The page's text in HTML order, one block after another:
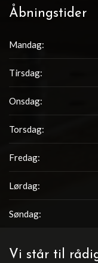
Åbningstider
Mandag:
Tirsdag:
Onsdag:
Torsdag:
Fredag:
Lørdag:
Søndag:
Vi står til